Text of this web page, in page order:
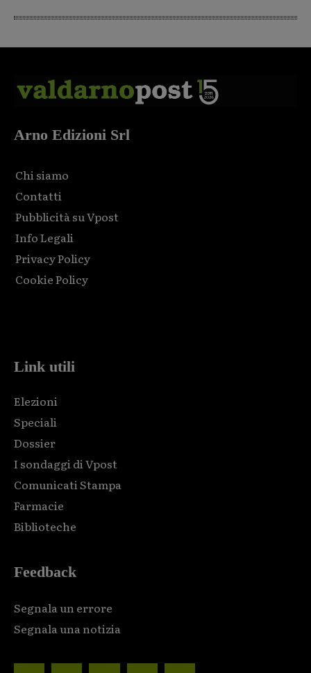
Arno Edizioni Srl
Chi siamo
Contatti
Pubblicità su Vpost
Info Legali
Privacy Policy
Cookie Policy
Link utili
Elezioni
Speciali
Dossier
I sondaggi di Vpost
Comunicati Stampa
Farmacie
Biblioteche
Feedback
Segnala un errore
Segnala una notizia